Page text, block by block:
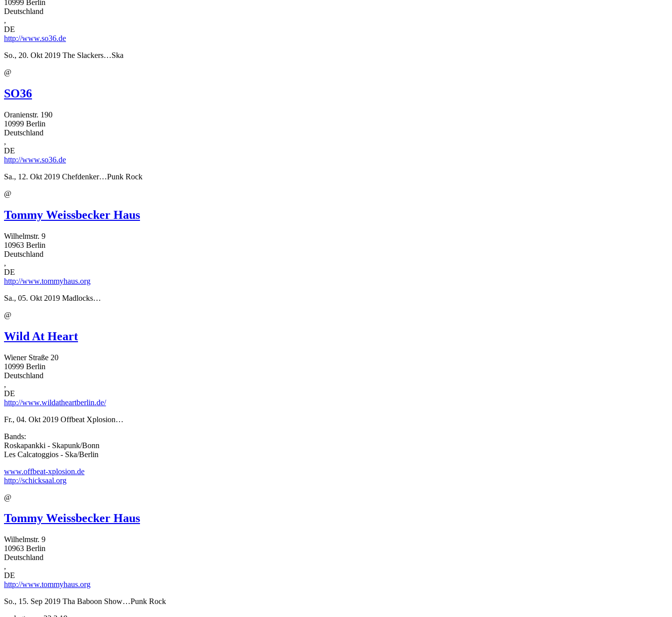
10999 Berlin
Deutschland
,
DE
http://www.so36.de
So., 20. Okt 2019 The Slackers…Ska
@
SO36
Oranienstr. 190
10999 Berlin
Deutschland
,
DE
http://www.so36.de
Sa., 12. Okt 2019 Chefdenker…Punk Rock
@
Tommy Weissbecker Haus
Wilhelmstr. 9
10963 Berlin
Deutschland
,
DE
http://www.tommyhaus.org
Sa., 05. Okt 2019 Madlocks…
@
Wild At Heart
Wiener Straße 20
10999 Berlin
Deutschland
,
DE
http://www.wildatheartberlin.de/
Fr., 04. Okt 2019 Offbeat Xplosion…
Bands:
Roskapankki - Skapunk/Bonn
Les Calcatoggios - Ska/Berlin
www.offbeat-xplosion.de
http://schicksaal.org
@
Tommy Weissbecker Haus
Wilhelmstr. 9
10963 Berlin
Deutschland
,
DE
http://www.tommyhaus.org
So., 15. Sep 2019 Tha Baboon Show…Punk Rock